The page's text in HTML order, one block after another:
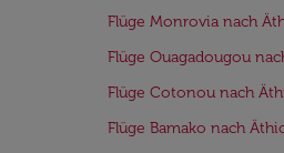
Flüge Monrovia nach
Flüge Ouagadougou
Flüge Cotonou nach
Flüge Bamako nach